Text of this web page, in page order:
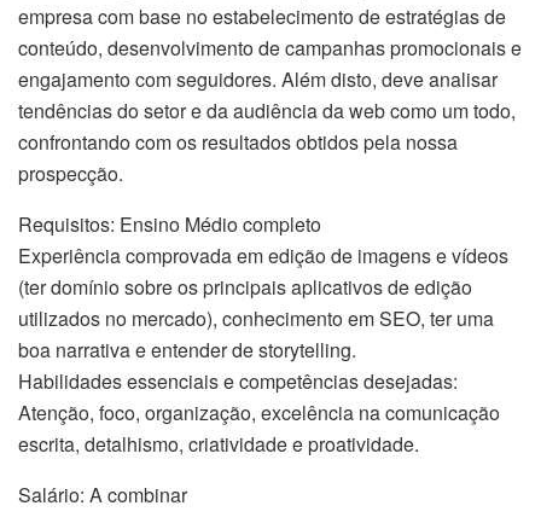
empresa com base no estabelecimento de estratégias de
conteúdo, desenvolvimento de campanhas promocionais e
engajamento com seguidores. Além disto, deve analisar
tendências do setor e da audiência da web como um todo,
confrontando com os resultados obtidos pela nossa
prospecção.
Requisitos: Ensino Médio completo
Experiência comprovada em edição de imagens e vídeos
(ter domínio sobre os principais aplicativos de edição
utilizados no mercado), conhecimento em SEO, ter uma
boa narrativa e entender de storytelling.
Habilidades essenciais e competências desejadas:
Atenção, foco, organização, excelência na comunicação
escrita, detalhismo, criatividade e proatividade.
Salário: A combinar